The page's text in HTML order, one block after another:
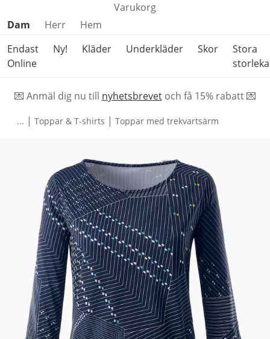
Varukorg
Hoppa över produktkategorier
Dam Herr
Hem
Endast
Online
Ny! Kläder Underkläder Skor
Stora
💌 Anmäl dig nu till nyhetsbrevetoch få 15% rabatt 💌
... | Toppar & T-shirts | Toppar med trekvartsärm